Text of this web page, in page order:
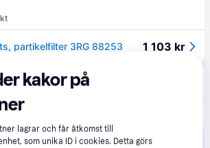
partikelfilter 3RG 88253 1 103 kr
kakor på
lagrar och får åtkomst till
som unika ID i cookies. Detta görs